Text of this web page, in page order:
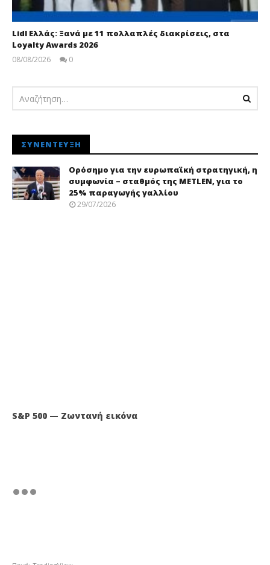
Lidl Ελλάς: Ξανά με 11 πολλαπλές διακρίσεις, στα
Loyalty Awards 2026
08/08/2026
0
ΣΥΝΈΝΤΕΥΞΗ
Ορόσημο για την ευρωπαϊκή στρατηγική, η
συμφωνία – σταθμός της METLEN, για το
25% παραγωγής γαλλίου
29/07/2026
S&P 500 — Ζωντανή εικόνα